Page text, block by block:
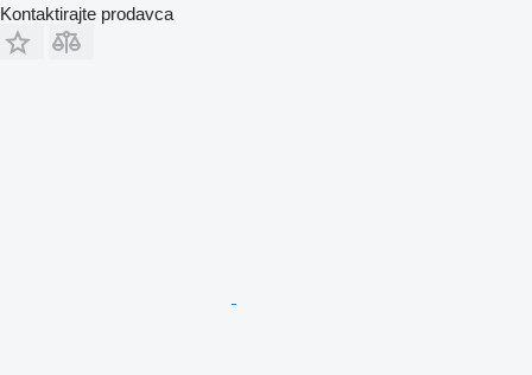
Kontaktirajte prodavca